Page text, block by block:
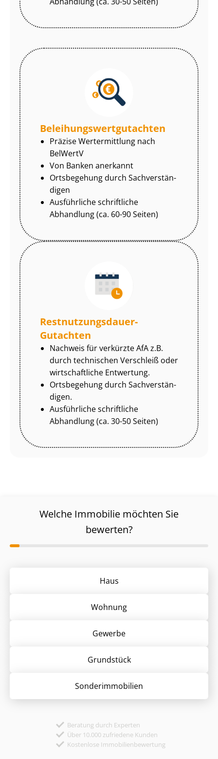
Be­lei­hungs­wert­gut­ach­ten
Präzise Wertermittlung nach
BelWertV
Von Banken anerkannt
Ortsbegehung durch Sach­ver­stän­
di­gen
Ausführliche schriftliche
Abhandlung (ca. 60-90 Seiten)
Rest­nut­zungs­dau­er-
Gutachten
Nachweis für verkürzte AfA z.B.
durch technischen Verschleiß oder
wirtschaftliche Entwertung.
Ortsbegehung durch Sach­ver­stän­
di­gen.
Ausführliche schriftliche
Abhandlung (ca. 30-50 Seiten)
Welche Immobilie möchten Sie
bewerten?
Haus
Wohnung
Gewerbe
Grund­stück
Sonder­immobilien
Beratung durch Experten
Über 10.000 zufriedene Kunden
Kostenlose Immobilienbewertung